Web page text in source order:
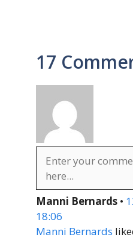
17
Manni Bernards •
18:06
Manni Bernards